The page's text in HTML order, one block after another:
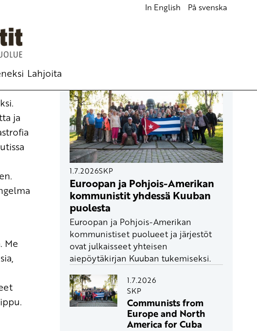
In English På svenska
Lahjoita
ja
Me
1.7.2026SKP
Euroopan ja Pohjois-Amerikan
kommunistit yhdessä Kuuban
puolesta
Euroopan ja Pohjois-Amerikan
kommunistiset puolueet ja järjestöt
ovat julkaisseet yhteisen
aiepöytäkirjan Kuuban tukemiseksi.
1.7.2026
SKP
Communists from
Europe and North
America for Cuba